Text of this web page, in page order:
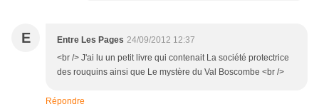
E Entre Les Pages 24/09/2012 12:37
<br /> J'ai lu un petit livre qui contenait La société protectrice
des rouquins ainsi que Le mystère du Val Boscombe <br />
Répondre